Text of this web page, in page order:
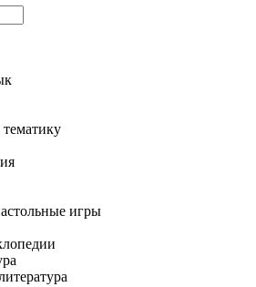
игры